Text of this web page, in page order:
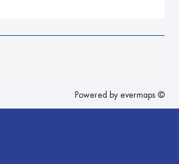
Powered by evermaps ©